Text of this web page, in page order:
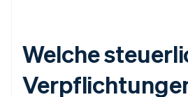
Welche